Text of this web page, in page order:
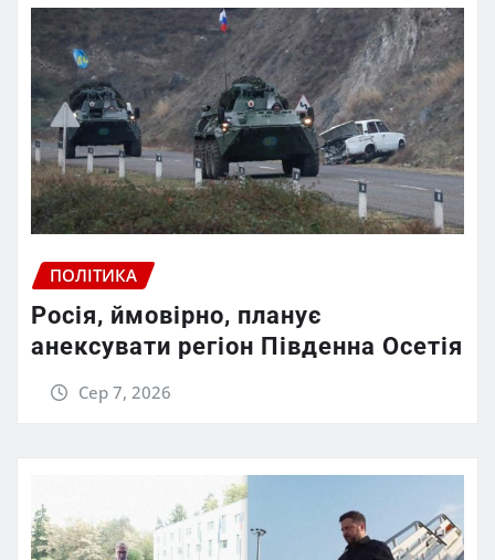
ПОЛІТИКА
Росія, ймовірно, планує
анексувати регіон Південна Осетія
Сер 7, 2026